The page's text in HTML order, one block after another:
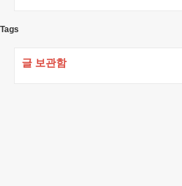
Tags
글 보관함